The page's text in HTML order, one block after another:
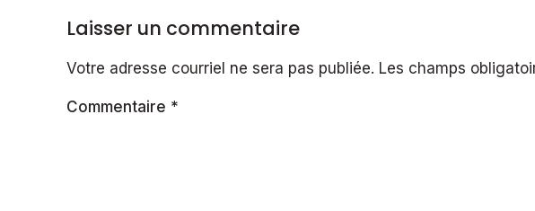
Québec
:
la
Laisser un commentaire
Votre adresse courriel ne sera pas publiée. Les champs
Commentaire *